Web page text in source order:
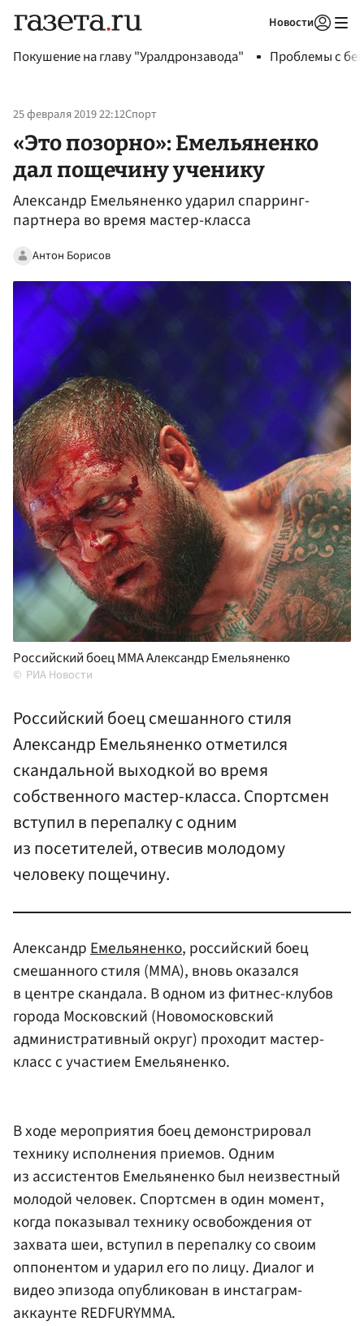
Новости
Покушение на главу "Уралдронзавода" Проблемы с
25 февраля 2019 22:12Спорт
«Это позорно»: Емельяненко
дал пощечину ученику
Александр Емельяненко ударил спарринг-
партнера во время мастер-класса
Антон Борисов
Российский боец ММА Александр Емельяненко
РИА Новости
Российский боец смешанного стиля
Александр Емельяненко отметился
скандальной выходкой во время
собственного мастер-класса. Спортсмен
вступил в перепалку с одним
из посетителей, отвесив молодому
человеку пощечину.
АлександрЕмельяненко, российский боец
смешанного стиля (MMA), вновь оказался
в центре скандала. В одном из фитнес-клубов
города Московский (Новомосковский
административный округ) проходит мастер-
класс с участием Емельяненко.
В ходе мероприятия боец демонстрировал
технику исполнения приемов. Одним
из ассистентов Емельяненко был неизвестный
молодой человек. Спортсмен в один момент,
когда показывал технику освобождения от
захвата шеи, вступил в перепалку со своим
оппонентом и ударил его по лицу. Диалог и
видео эпизода опубликован в инстаграм-
аккаунте REDFURYMMA.